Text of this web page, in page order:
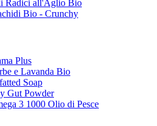
Radici all'Aglio Bio
Bio - Crunchy
Plus
e Lavanda Bio
Soap
Gut Powder
3 1000 Olio di Pesce